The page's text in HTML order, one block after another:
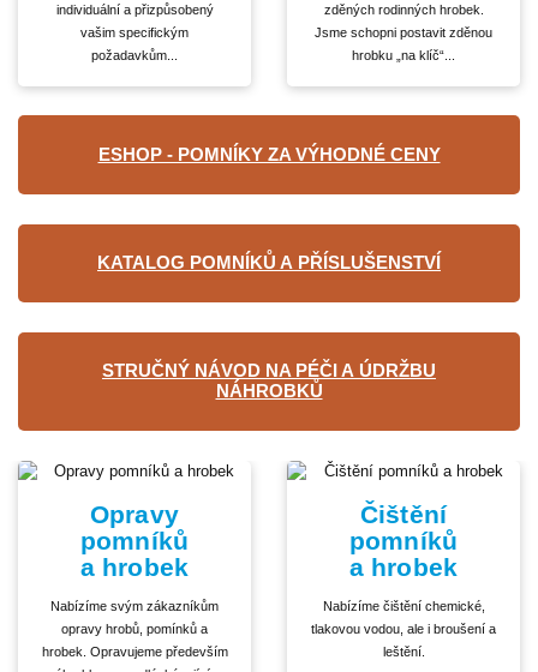
individuální a přizpůsobený
vašim specifickým
požadavkům...
zděných rodinných hrobek.
Jsme schopni postavit zděnou
hrobku „na klíč“...
ESHOP - POMNÍKY ZA VÝHODNÉ CENY
KATALOG POMNÍKŮ A PŘÍSLUŠENSTVÍ
STRUČNÝ NÁVOD NA PÉČI A ÚDRŽBU
NÁHROBKŮ
Opravy
pomníků
a hrobek
Nabízíme svým zákazníkům
opravy hrobů, pomínků a
hrobek. Opravujeme především
Čištění
pomníků
a hrobek
Nabízíme čištění chemické,
tlakovou vodou, ale i broušení a
leštění.